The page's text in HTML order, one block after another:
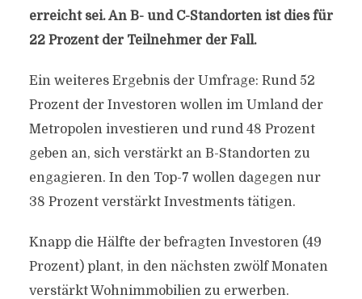
erreicht sei. An B- und C-Standorten ist dies für
22 Prozent der Teilnehmer der Fall.
Ein weiteres Ergebnis der Umfrage: Rund 52
Prozent der Investoren wollen im Umland der
Metropolen investieren und rund 48 Prozent
geben an, sich verstärkt an B-Standorten zu
engagieren. In den Top-7 wollen dagegen nur
38 Prozent verstärkt Investments tätigen.
Knapp die Hälfte der befragten Investoren (49
Prozent) plant, in den nächsten zwölf Monaten
verstärkt Wohnimmobilien zu erwerben.